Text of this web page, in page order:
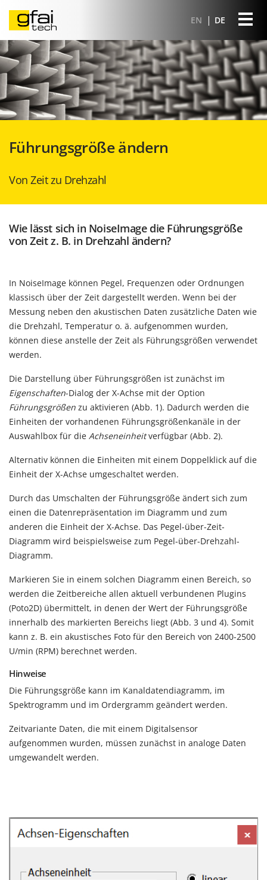
EN DE
Führungsgröße ändern
Von Zeit zu Drehzahl
Wie lässt sich in NoiseImage die Führungsgröße
von Zeit z. B. in Drehzahl ändern?
In NoiseImage können Pegel, Frequenzen oder Ordnungen
klassisch über der Zeit dargestellt werden. Wenn bei der
Messung neben den akustischen Daten zusätzliche Daten wie
die Drehzahl, Temperatur o. ä. aufgenommen wurden,
können diese anstelle der Zeit als Führungsgrößen verwendet
werden.
Die Darstellung über Führungsgrößen ist zunächst im
Eigenschaften-Dialog der X-Achse mit der Option
Führungsgrößen zu aktivieren (Abb. 1). Dadurch werden die
Einheiten der vorhandenen Führungsgrößenkanäle in der
Auswahlbox für die Achseneinheitverfügbar (Abb. 2).
Alternativ können die Einheiten mit einem Doppelklick auf die
Einheit der X-Achse umgeschaltet werden.
Durch das Umschalten der Führungsgröße ändert sich zum
einen die Datenrepräsentation im Diagramm und zum
anderen die Einheit der X-Achse. Das Pegel-über-Zeit-
Diagramm wird beispielsweise zum Pegel-über-Drehzahl-
Diagramm.
Markieren Sie in einem solchen Diagramm einen Bereich, so
werden die Zeitbereiche allen aktuell verbundenen Plugins
(Poto2D) übermittelt, in denen der Wert der Führungsgröße
innerhalb des markierten Bereichs liegt (Abb. 3 und 4). Somit
kann z. B. ein akustisches Foto für den Bereich von 2400-2500
U/min (RPM) berechnet werden.
Hinweise
Die Führungsgröße kann im Kanaldatendiagramm, im
Spektrogramm und im Ordergramm geändert werden.
Zeitvariante Daten, die mit einem Digitalsensor
aufgenommen wurden, müssen zunächst in analoge Daten
umgewandelt werden.